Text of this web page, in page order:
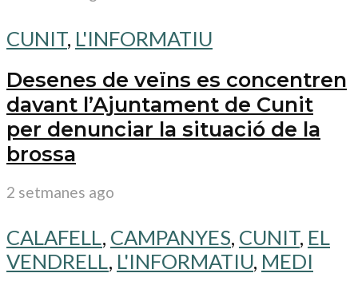
CUNIT, L'INFORMATIU
Desenes de veïns es concentren
davant l’Ajuntament de Cunit
per denunciar la situació de la
brossa
2 setmanes ago
CALAFELL, CAMPANYES, CUNIT, EL
VENDRELL, L'INFORMATIU, MEDI